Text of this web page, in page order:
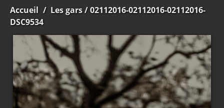
À propos
Contacter
Accueil / Les gars/ 02112016-02112016-02112016-
DSC9534